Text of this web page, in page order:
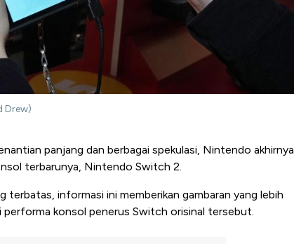
Drew)
panjang dan berbagai spekulasi, Nintendo akhirnya
terbarunya, Nintendo Switch 2.
terbatas, informasi ini memberikan gambaran yang lebih
performa konsol penerus Switch orisinal tersebut.